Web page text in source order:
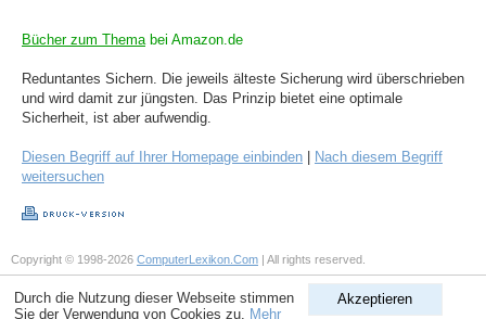
Bücher zum Themabei Amazon.de
Reduntantes Sichern. Die jeweils älteste Sicherung wird überschrieben
und wird damit zur jüngsten. Das Prinzip bietet eine optimale
Sicherheit, ist aber aufwendig.
Diesen Begriff auf Ihrer Homepage einbinden
Nach diesem Begriff
weitersuchen
Akzeptieren
Durch die Nutzung dieser Webseite stimmen
Sie der Verwendung von Cookies zu. Mehr
Copyright © 1998-2026 ComputerLexikon.Com | All rights reserved.